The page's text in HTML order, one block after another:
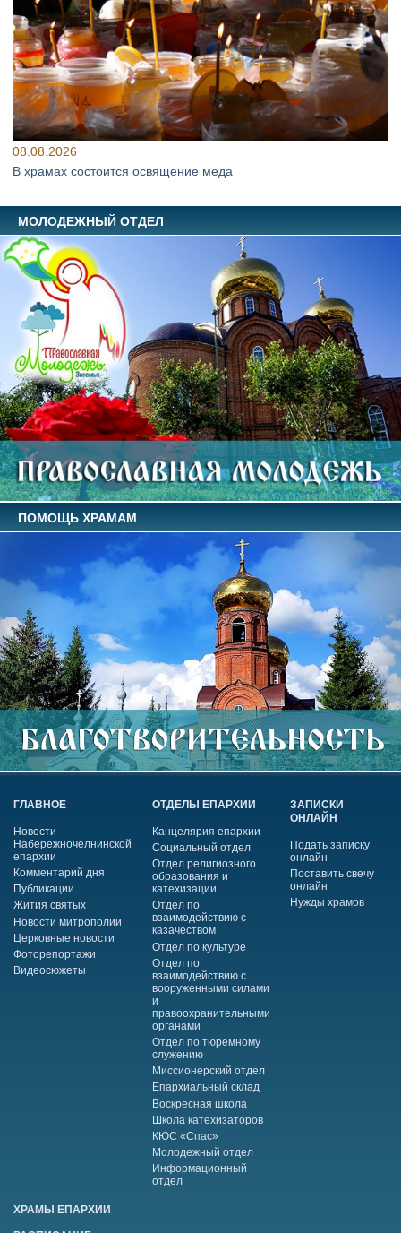
08.08.2026
В храмах состоится освящение меда
МОЛОДЕЖНЫЙ ОТДЕЛ
ПОМОЩЬ ХРАМАМ
ГЛАВНОЕ
Новости
Набережночелнинской
епархии
Комментарий дня
Публикации
Жития святых
Новости митрополии
Церковные новости
Фоторепортажи
Видеосюжеты
ОТДЕЛЫ ЕПАРХИИ
Канцелярия епархии
Социальный отдел
Отдел религиозного
образования и
катехизации
Отдел по
взаимодействию с
казачеством
Отдел по культуре
Отдел по
взаимодействию с
вооруженными силами
и
правоохранительными
органами
Отдел по тюремному
служению
Миссионерский отдел
Епархиальный склад
Воскресная школа
Школа катехизаторов
КЮС «Спас»
Молодежный отдел
Информационный
отдел
ЗАПИСКИ
ОНЛАЙН
Подать записку
онлайн
Поставить свечу
онлайн
Нужды храмов
ХРАМЫ ЕПАРХИИ